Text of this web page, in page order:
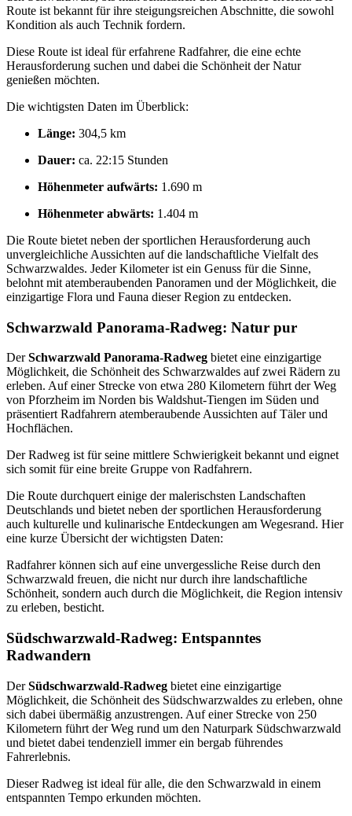
Route ist bekannt für ihre steigungsreichen Abschnitte, die sowohl
Kondition als auch Technik fordern.
Diese Route ist ideal für erfahrene Radfahrer, die eine echte
Herausforderung suchen und dabei die Schönheit der Natur
genießen möchten.
Die wichtigsten Daten im Überblick:
Länge: 304,5 km
Dauer: ca. 22:15 Stunden
Höhenmeter aufwärts: 1.690 m
Höhenmeter abwärts: 1.404 m
Die Route bietet neben der sportlichen Herausforderung auch
unvergleichliche Aussichten auf die landschaftliche Vielfalt des
Schwarzwaldes. Jeder Kilometer ist ein Genuss für die Sinne,
belohnt mit atemberaubenden Panoramen und der Möglichkeit, die
einzigartige Flora und Fauna dieser Region zu entdecken.
Schwarzwald Panorama-Radweg: Natur pur
DerSchwarzwald Panorama-Radweg bietet eine einzigartige
Möglichkeit, die Schönheit des Schwarzwaldes auf zwei Rädern zu
erleben. Auf einer Strecke von etwa 280 Kilometern führt der Weg
von Pforzheim im Norden bis Waldshut-Tiengen im Süden und
präsentiert Radfahrern atemberaubende Aussichten auf Täler und
Hochflächen.
Der Radweg ist für seine mittlere Schwierigkeit bekannt und eignet
sich somit für eine breite Gruppe von Radfahrern.
Die Route durchquert einige der malerischsten Landschaften
Deutschlands und bietet neben der sportlichen Herausforderung
auch kulturelle und kulinarische Entdeckungen am Wegesrand. Hier
eine kurze Übersicht der wichtigsten Daten:
Radfahrer können sich auf eine unvergessliche Reise durch den
Schwarzwald freuen, die nicht nur durch ihre landschaftliche
Schönheit, sondern auch durch die Möglichkeit, die Region intensiv
zu erleben, besticht.
Südschwarzwald-Radweg: Entspanntes
Radwandern
DerSüdschwarzwald-Radweg bietet eine einzigartige
Möglichkeit, die Schönheit des Südschwarzwaldes zu erleben, ohne
sich dabei übermäßig anzustrengen. Auf einer Strecke von 250
Kilometern führt der Weg rund um den Naturpark Südschwarzwald
und bietet dabei tendenziell immer ein bergab führendes
Fahrerlebnis.
Dieser Radweg ist ideal für alle, die den Schwarzwald in einem
entspannten Tempo erkunden möchten.